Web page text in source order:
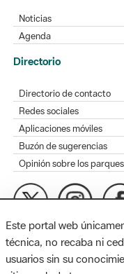
Noticias
Agenda
Directorio
Directorio de contacto
Redes sociales
Aplicaciones móviles
Buzón de sugerencias
Opinión sobre los parques
MAPA WEB AVISO LEGAL
Diputación de Barcelona.
Este portal web
técnica, no recaba ni
usuarios sin su